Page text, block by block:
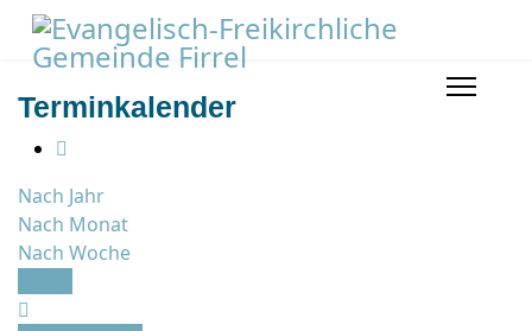
Terminkalender
Nach Jahr
Nach Monat
Nach Woche